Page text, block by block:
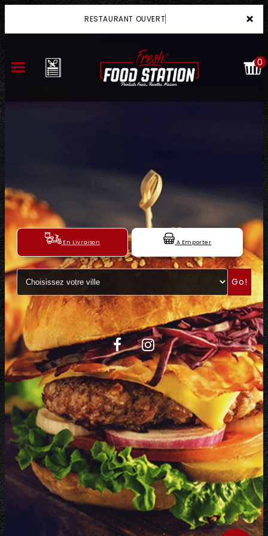
×
RESTAURANT OUVERT
VOTRE COMPTE
NOTRE RESTAURANT
VOS AVIS
MENTIONS LÉGALES
C.G.V
0
En Livraison A Emporter
Go!